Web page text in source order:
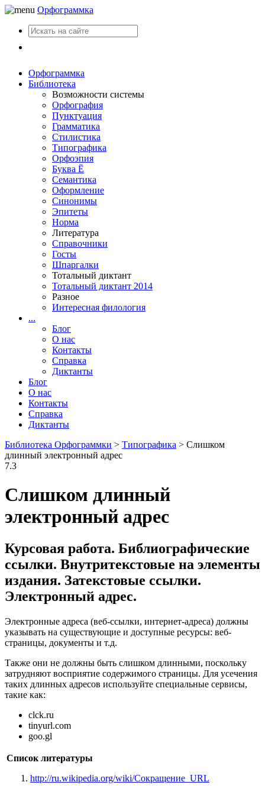
Орфограммка
Орфограммка
Библиотека
Возможности системы
Орфография
Пунктуация
Грамматика
Стилистика
Типографика
Орфоэпия
Буква Ё
Семантика
Оформление
Синонимы
Эпитеты
Норма
Литература
Справочники
Госты
Шпаргалки
Тотальный диктант
Тотальный диктант 2014
Разное
Интересная филология
...
Блог
О нас
Контакты
Справка
Диктанты
Блог
О нас
Контакты
Справка
Диктанты
Библиотека Орфограммки > Типографика > Слишком
длинный электронный адрес
7.3
Слишком длинный
электронный адрес
Курсовая работа. Библиографические
ссылки. Внутритекстовые на элементы
издания. Затекстовые ссылки.
Электронный адрес.
Электронные адреса (веб-ссылки, интернет-адреса) должны
указывать на существующие и доступные ресурсы: веб-
страницы, документы и т.д.
Также они не должны быть слишком длинными, поскольку
затрудняют восприятие содержимого страницы. Для усечения
таких длинных адресов используйте специальные сервисы,
такие как:
clck.ru
tinyurl.com
goo.gl
Список литературы
http://ru.wikipedia.org/wiki/Сокращение_URL